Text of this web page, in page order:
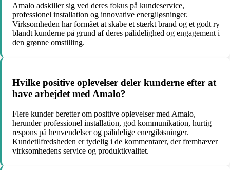
Amalo adskiller sig ved deres fokus på kundeservice,
professionel installation og innovative energiløsninger.
Virksomheden har formået at skabe et stærkt brand og et godt ry
blandt kunderne på grund af deres pålidelighed og engagement i
den grønne omstilling.
Hvilke positive oplevelser deler kunderne efter at
have arbejdet med Amalo?
Flere kunder beretter om positive oplevelser med Amalo,
herunder professionel installation, god kommunikation, hurtig
respons på henvendelser og pålidelige energiløsninger.
Kundetilfredsheden er tydelig i de kommentarer, der fremhæver
virksomhedens service og produktkvalitet.